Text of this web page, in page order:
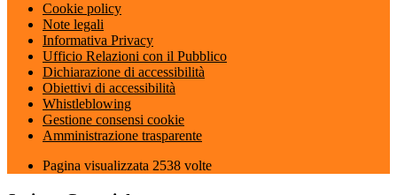
Cookie policy
Note legali
Informativa Privacy
Ufficio Relazioni con il Pubblico
Dichiarazione di accessibilità
Obiettivi di accessibilità
Whistleblowing
Gestione consensi cookie
Amministrazione trasparente
Pagina visualizzata 2538 volte